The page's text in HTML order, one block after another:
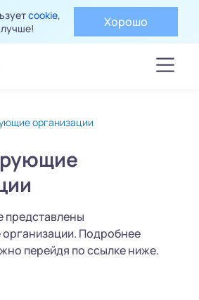
cookie,
Хорошо
организации
представлены
Подробнее
перейдя по ссылке ниже.